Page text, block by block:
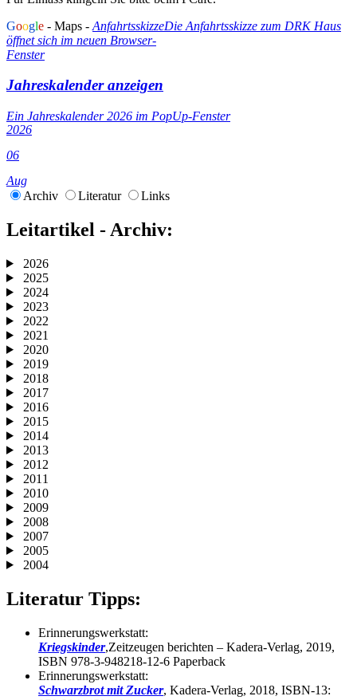
Google - Maps - AnfahrtsskizzeDie Anfahrtsskizze zum DRK Haus
öffnet sich im neuen Browser-
Fenster
Jahreskalender anzeigen
Ein Jahreskalender 2026 im PopUp-Fenster
2026
06
Aug
Archiv
Literatur Links
Leitartikel - Archiv:
2026
2025
2024
2023
2022
2021
2020
2019
2018
2017
2016
2015
2014
2013
2012
2011
2010
2009
2008
2007
2005
2004
Literatur Tipps:
Erinnerungswerkstatt:
Kriegskinder,Zeitzeugen berichten – Kadera-Verlag, 2019,
ISBN 978-3-948218-12-6 Paperback
Erinnerungswerkstatt:
Schwarzbrot mit Zucker, Kadera-Verlag, 2018, ISBN-13: